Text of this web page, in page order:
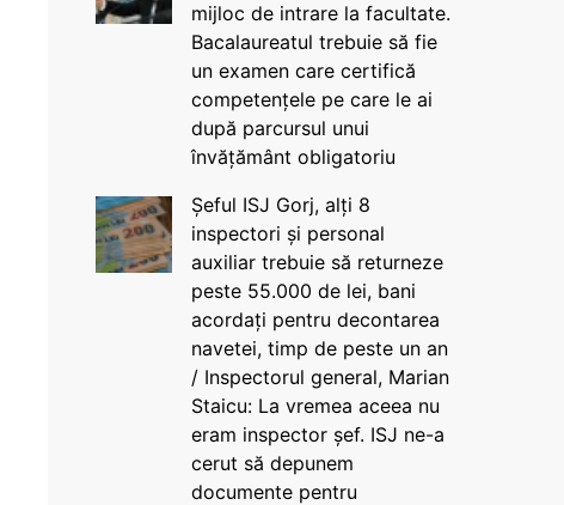
mijloc de intrare la facultate.
Bacalaureatul trebuie să fie
un examen care certifică
competențele pe care le ai
după parcursul unui
învățământ obligatoriu
Șeful ISJ Gorj, alți 8
inspectori și personal
auxiliar trebuie să returneze
peste 55.000 de lei, bani
acordați pentru decontarea
navetei, timp de peste un an
/ Inspectorul general, Marian
Staicu: La vremea aceea nu
eram inspector șef. ISJ ne-a
cerut să depunem
documente pentru